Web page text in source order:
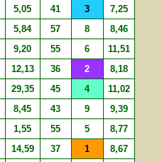
5,05 41 3 7,25
5,84 57 8 8,46
9,20 55 6 11,51
12,13 36 2 8,18
29,35 45 4 11,02
8,45 43 9 9,39
1,55 55 5 8,77
14,59 37 1 8,67